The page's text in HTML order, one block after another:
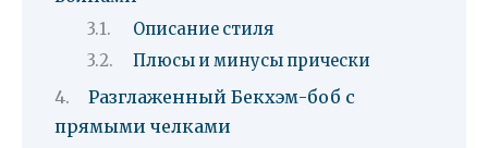
Описание стиля
Плюсы и минусы прически
Разглаженный Бекхэм-боб с
прямыми челками